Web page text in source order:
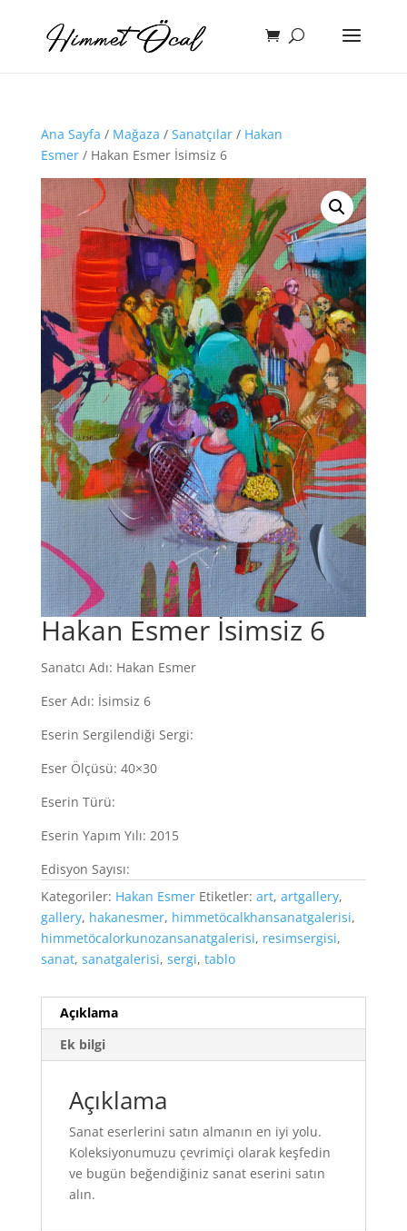
Ana Sayfa / Mağaza / Sanatçılar/ Hakan
Esmer/ Hakan Esmer İsimsiz 6
Hakan Esmer İsimsiz 6
Sanatcı Adı: Hakan Esmer
Eser Adı: İsimsiz 6
Eserin Sergilendiği Sergi:
Eser Ölçüsü: 40×30
Eserin Türü:
Eserin Yapım Yılı: 2015
Edisyon Sayısı:
Kategoriler: Hakan Esmer Etiketler: art, artgallery,
gallery, hakanesmer, himmetöcalkhansanatgalerisi,
himmetöcalorkunozansanatgalerisi, resimsergisi,
sanat, sanatgalerisi, sergi, tablo
Açıklama
Ek bilgi
Açıklama
Sanat eserlerini satın almanın en iyi yolu.
Koleksiyonumuzu çevrimiçi olarak keşfedin
ve bugün beğendiğiniz sanat eserini satın
alın.